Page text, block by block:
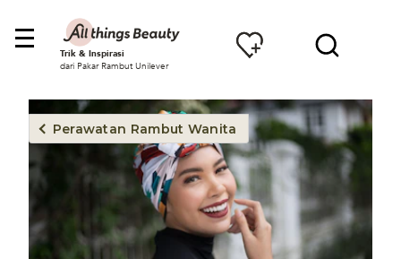
Trik & Inspirasi
dari Pakar Rambut Unilever
Perawatan Rambut Wanita